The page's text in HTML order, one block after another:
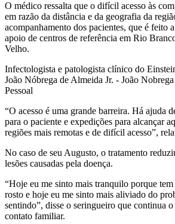
O médico ressalta que o difícil acesso às
em razão da distância e da geografia da
acompanhamento dos pacientes, que é feito
apoio de centros de referência em Rio
Velho.
Infectologista e patologista clínico do
João Nóbrega de Almeida Jr. - João
Pessoal
“O acesso é uma grande barreira. Há ajuda
para o paciente e expedições para alcançar
regiões mais remotas e de difícil acesso”,
No caso de seu Augusto, o tratamento
lesões causadas pela doença.
“Hoje eu me sinto mais tranquilo porque
rosto e hoje eu me sinto mais aliviado do
sentindo”, disse o seringueiro que continua
contato familiar.